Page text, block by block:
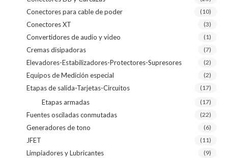
Conectores para cable de poder (10)
Conectores XT (3)
Convertidores de audio y video (1)
Cremas disipadoras (7)
Elevadores-Estabilizadores-Protectores-Supresores (2)
Equipos de Medición especial (2)
Etapas de salida-Tarjetas-Circuitos (17)
Etapas armadas (17)
Fuentes osciladas conmutadas (22)
Generadores de tono (6)
JFET (11)
Limpiadores y Lubricantes (9)